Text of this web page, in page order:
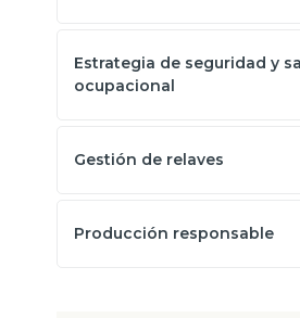
Estrategia de seguridad y
ocupacional
Gestión de relaves
Producción responsable